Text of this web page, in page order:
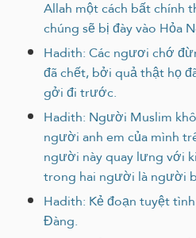
Allah một cách bất chính
chúng sẽ bị đày vào Hỏa
Hadith: Các ngươi chớ
đã chết, bởi quả thật họ
gởi đi trước.
Hadith: Người Muslim
người anh em của mình
người này quay lưng với
trong hai người là người
Hadith: Kẻ đoạn tuyệt
Đàng.